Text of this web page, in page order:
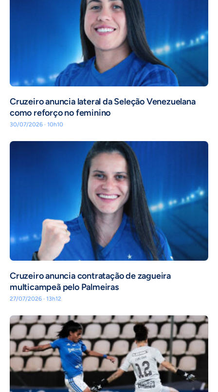
Cruzeiro anuncia lateral da Seleção Venezuelana
como reforço no feminino
30/07/2026 · 10h10
Cruzeiro anuncia contratação de zagueira
multicampeã pelo Palmeiras
27/07/2026 · 13h12